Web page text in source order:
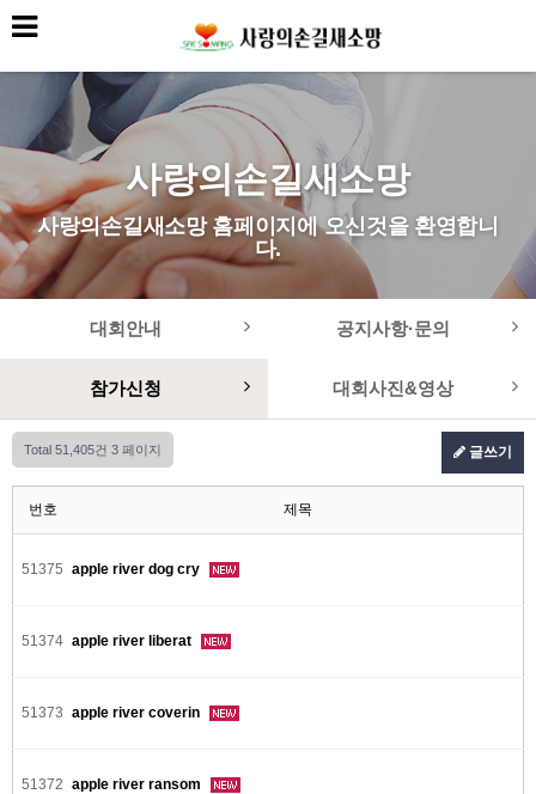
사랑의손길새소망
사랑의손길새소망 홈페이지에 오신것을 환영합니
다.
대회안내 공지사항·문의
참가신청 대회사진&영상
Total 51,405건 3 페이지 글쓰기
번호 제목
51375 apple river dog cry
51374 apple river liberat
51373 apple river coverin
51372 apple river ransom